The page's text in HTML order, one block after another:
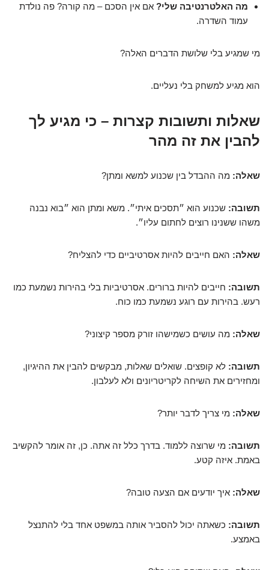
מה האלטרנטיבה שלי? אם אין הסכם – מה קורה? פה נולדת
עמוד השדרה.
מי שמגיע בלי שלושת הדברים האלה?
הוא מגיע למשחק בלי נעליים.
שאלות ותשובות קצרות – כי מגיע לך
להבין את זה מהר
שאלה: מה ההבדל בין שכנוע למשא ומתן?
תשובה: שכנוע הוא ״תסכים איתי״. משא ומתן הוא ״בוא נבנה
משהו ששנינו רוצים לחתום עליו״.
שאלה: האם חייבים להיות אסרטיביים כדי להצליח?
תשובה: חייבים להיות ברורים. אסרטיביות בלי בהירות נשמעת כמו
רעש. בהירות עם רוגע נשמעת כמו כוח.
שאלה: מה עושים כשמישהו זורק מספר קיצוני?
תשובה: לא קופצים. שואלים שאלות, מבקשים להבין את ההיגיון,
ומחזירים את השיחה לקריטריונים ולא לעלבון.
שאלה: מי צריך לדבר יותר?
תשובה: מי שרוצה ללמוד. בדרך כלל זה אתה. כן, זה אומר להקשיב
באמת. איזה קטע.
שאלה: איך יודעים אם הצעה טובה?
תשובה: כשאתה יכול להסביר אותה במשפט אחד בלי להתנצל
באמצע.